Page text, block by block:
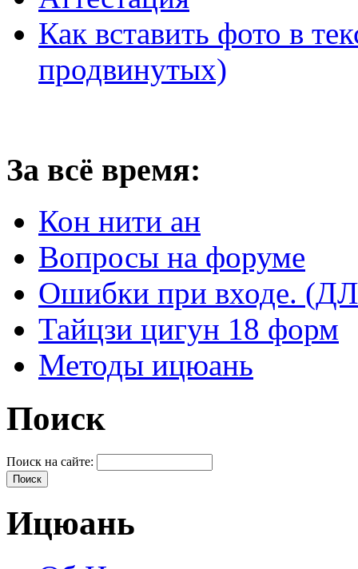
Как вставить фото в
продвинутых)
За всё время:
Кон нити ан
Вопросы на форуме
Ошибки при входе.
Тайцзи цигун 18 форм
Методы ицюань
Поиск
Поиск на сайте:
Ицюань